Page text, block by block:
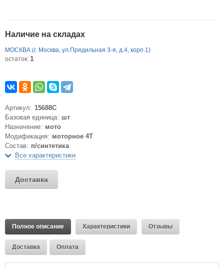
Наличие на складах
МОСКВА (г. Москва, ул.Прядильная 3-я, д.4, корп.1)
остаток: 1
Артикул: 15688C
Базовая единица: шт
Назначение: мото
Модификация: моторное 4T
Состав: п/синтетика
Все характеристики
Доставка
Полное описание Характеристики Отзывы
Доставка Оплата